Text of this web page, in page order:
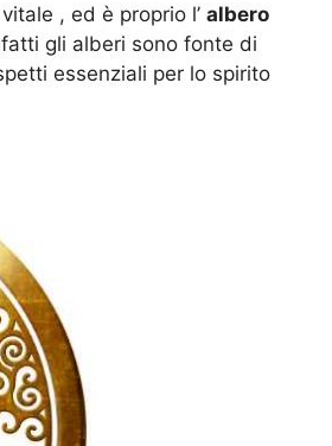
, ed è proprio l’ albero
gli alberi sono fonte di
essenziali per lo spirito